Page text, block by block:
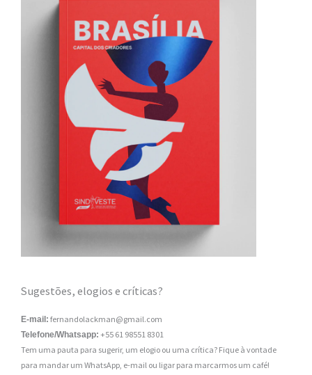
Sugestões, elogios e críticas?
E-mail: fernandolackman@gmail.com
Telefone/Whatsapp: +55 61 98551 8301
Tem uma pauta para sugerir, um elogio ou uma crítica? Fique à vontade
para mandar um WhatsApp, e-mail ou ligar para marcarmos um café!